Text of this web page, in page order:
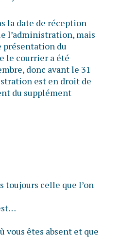
la date de réception
l’administration, mais
présentation du
le courrier a été
donc avant le 31
est en droit de
du supplément
toujours celle que l’on
vous êtes absent et que